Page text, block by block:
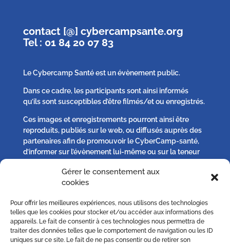
Gérer le consentement aux
cookies
Pour offrir les meilleures expériences, nous utilisons des technologies
telles que les cookies pour stocker et/ou accéder aux informations des
appareils. Le fait de consentir à ces technologies nous permettra de
traiter des données telles que le comportement de navigation ou les ID
uniques sur ce site. Le fait de ne pas consentir ou de retirer son
contact [@] cybercampsante.org
Tel : 01 84 20 07 83
Le Cybercamp Santé est un évènement public.
Dans ce cadre, les participants sont ainsi informés
qu’ils sont susceptibles d’être filmés/et ou enregistrés.
Ces images et enregistrements pourront ainsi être
reproduits, publiés sur le web, ou diffusés auprès des
partenaires afin de promouvoir le CyberCamp-santé,
d’informer sur l’évènement lui-même ou sur la teneur
Chaque participant peut, s’il l’estime nécessaire :
– solliciter plus d’informations,
– s’opposer à la publication d’un image qu’il jugerait
excéder le droit à l’information ou porterait atteinte au
respect de sa vie privée sur simple demande écrite à